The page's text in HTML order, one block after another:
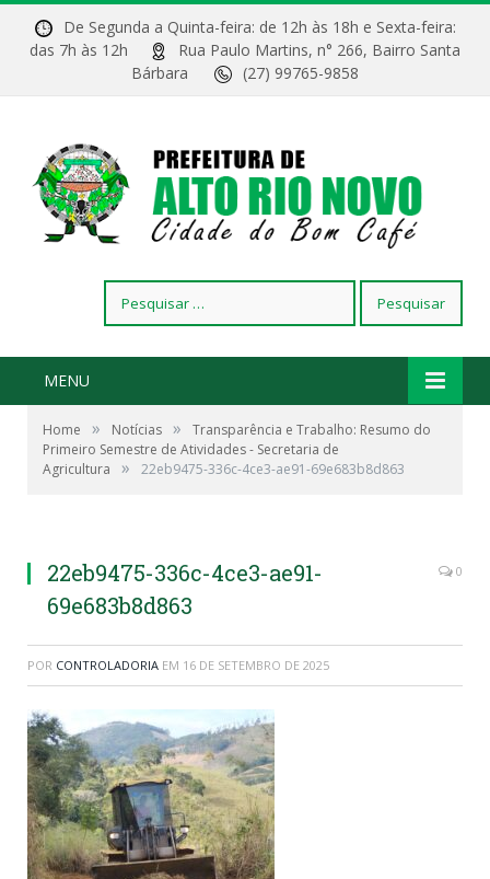
De Segunda a Quinta-feira: de 12h às 18h e Sexta-feira:
das 7h às 12h
Rua Paulo Martins, n° 266, Bairro Santa
Bárbara
(27) 99765-9858
por:
MENU
Home » Notícias »
Transparência e Trabalho: Resumo do
Primeiro Semestre de Atividades - Secretaria de
Agricultura
» 22eb9475-336c-4ce3-ae91-69e683b8d863
22eb9475-336c-4ce3-ae91-
69e683b8d863
0
POR CONTROLADORIA EM 16 DE SETEMBRO DE 2025